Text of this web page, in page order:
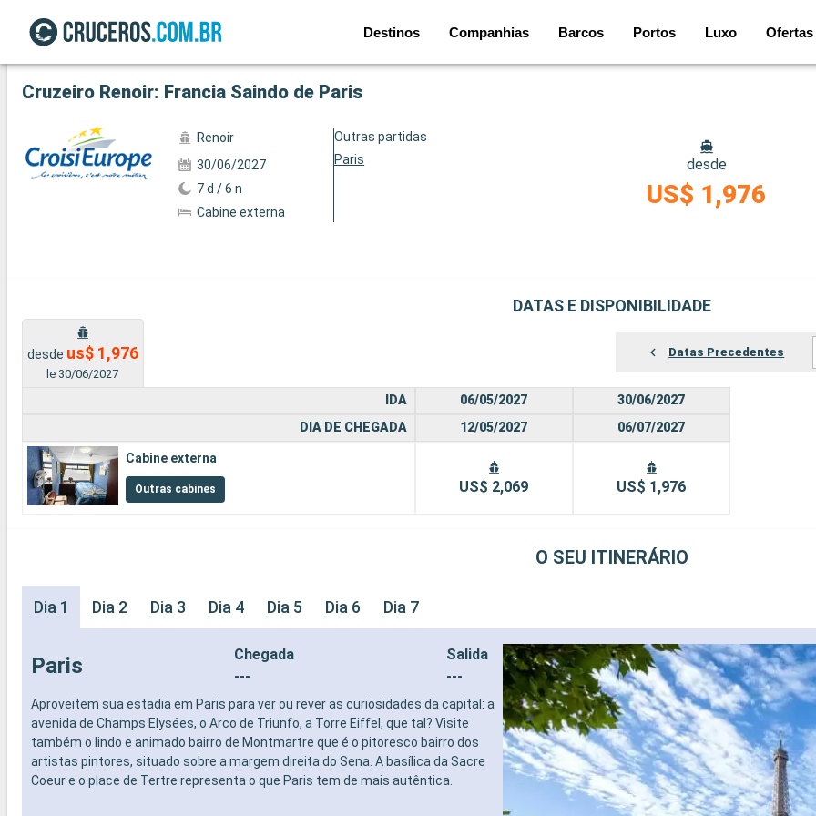
Destinos Companhias Barcos Portos Luxo Ofertas
Ver a 23 fotos
Cruzeiro Renoir: Francia Saindo de Paris
Renoir
30/06/2027
7 d / 6 n
Cabine externa
Outras partidas
Paris
desde
US$ 1,976
DATAS E DISPONIBILIDADE
desde us$ 1,976
le 30/06/2027
Datas Precedentes
IDA
DIA DE CHEGADA
Cabine externa
Outras cabines
06/05/2027
12/05/2027
US$ 2,069
30/06/2027
06/07/2027
US$ 1,976
O SEU ITINERÁRIO
Dia 1 Dia 2 Dia 3 Dia 4 Dia 5 Dia 6 Dia 7
Paris
Chegada
---
Salida
---
Aproveitem sua estadia em Paris para ver ou rever as curiosidades da capital: a
avenida de Champs Elysées, o Arco de Triunfo, a Torre Eiffel, que tal? Visite
também o lindo e animado bairro de Montmartre que é o pitoresco bairro dos
artistas pintores, situado sobre a margem direita do Sena. A basílica da Sacre
Coeur e o place de Tertre representa o que Paris tem de mais autêntica.